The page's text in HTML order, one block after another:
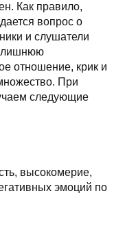
Как правило,
вопрос о
и слушатели
отношение, крик и
При
следующие
высокомерие,
эмоций по